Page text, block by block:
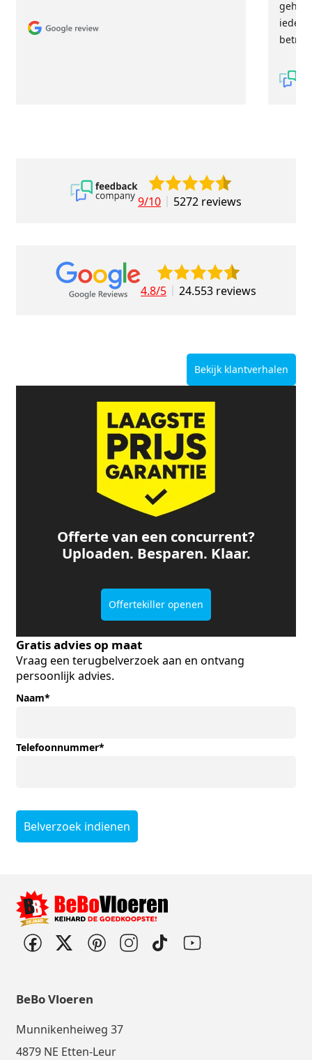
9/10 5272 reviews
4.8/5 24.553 reviews
Bekijk klantverhalen
Offerte van een concurrent?
Uploaden. Besparen. Klaar.
Offertekiller openen
Gratis advies op maat
Vraag een terugbelverzoek aan en ontvang
persoonlijk advies.
Naam*
Telefoonnummer*
Belverzoek indienen
BeBo Vloeren
Munnikenheiweg 37
4879 NE Etten-Leur